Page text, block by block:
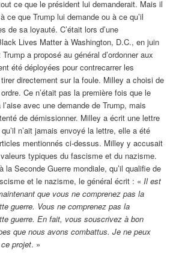
ce que le président lui demanderait. Mais il
ce que Trump lui demande ou à ce qu’il
de sa loyauté. C’était lors d’une
Lives Matter à Washington, D.C., en juin
a proposé au général d’ordonner aux
été déployées pour contrecarrer les
directement sur la foule. Milley a choisi de
Ce n’était pas la première fois que le
avec une demande de Trump, mais
de démissionner. Milley a écrit une lettre
n’ait jamais envoyé la lettre, elle a été
mentionnés ci-dessus. Milley y accusait
valeurs typiques du fascisme et du nazisme.
la Seconde Guerre mondiale, qu’il qualifie de
et le nazisme, le général écrit : « Il est
que vous ne comprenez pas la
guerre. Vous ne comprenez pas la
guerre. En fait, vous souscrivez à bon
que nous avons combattus. Je ne peux
projet. »